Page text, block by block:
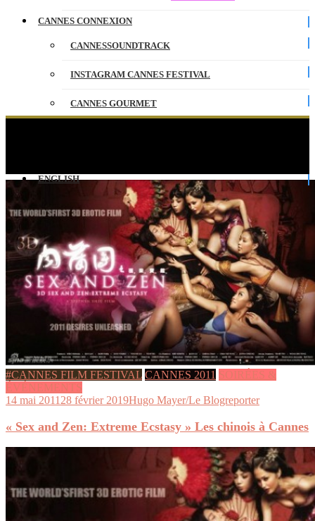
CANNES CONNEXION
CANNESSOUNDTRACK
INSTAGRAM CANNES FESTIVAL
CANNES GOURMET
ENGLISH
#CANNES FILM FESTIVAL CANNES 2011 SOIRÉES &
ÉVÉNEMENTS
14 mai 2011 28 février 2019Hugo Mayer/Le Blogreporter
« Sex and Zen: Extreme Ecstasy » Les chinois à Cannes